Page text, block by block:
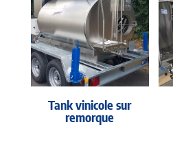
Tank vinicole sur
remorque